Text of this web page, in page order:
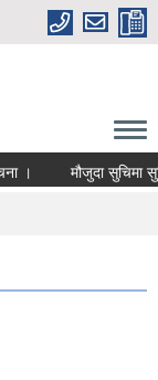
मौजुदा सुचिमा